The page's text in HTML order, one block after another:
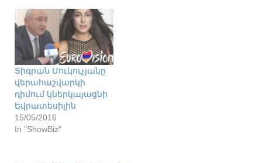
Տիգրան Մուկուչյանը
վերահաշվարկի
դիմում կներկայացնի
Եվրատեսիլին
15/05/2016
In "ShowBiz"